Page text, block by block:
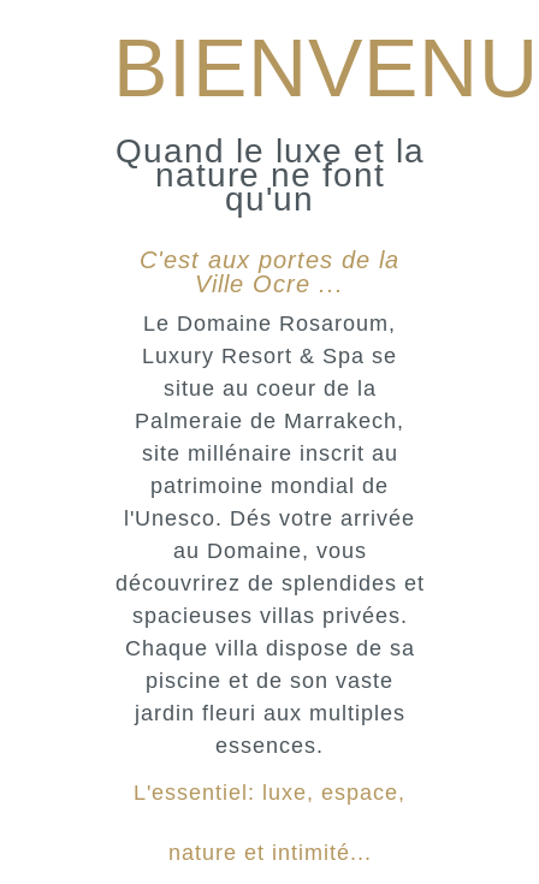
Quand le luxe et la
nature ne font
qu'un
C'est aux portes de la
Ville Ocre ...
Le Domaine Rosaroum,
Luxury Resort & Spa se
situe au coeur de la
Palmeraie de Marrakech,
site millénaire inscrit au
patrimoine mondial de
l'Unesco. Dés votre arrivée
au Domaine, vous
découvrirez de splendides et
spacieuses villas privées.
Chaque villa dispose de sa
piscine et de son vaste
jardin fleuri aux multiples
essences.
L'essentiel: luxe, espace,
nature et intimité...